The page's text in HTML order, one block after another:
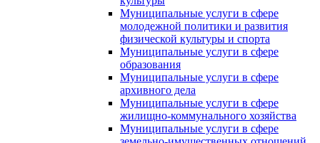
Муниципальные услуги в сфере
молодежной политики и развития
физической культуры и спорта
Муниципальные услуги в сфере
образования
Муниципальные услуги в сфере
архивного дела
Муниципальные услуги в сфере
жилищно-коммунального хозяйства
Муниципальные услуги в сфере